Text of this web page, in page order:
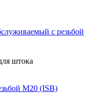
с резьбой
M20 (ISB)